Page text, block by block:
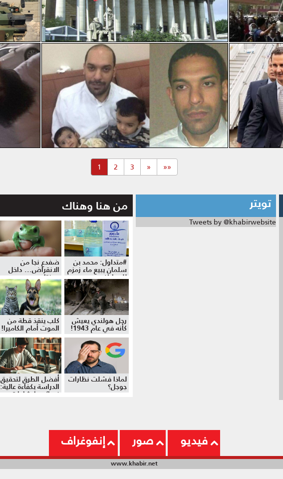
1 2 3 « ««
تويتر
Tweets by @khabirwebsite
من هنا وهناك
#متداول: محمد بن
سلمان يبيع ماء زمزم
للمواطنين
ضفدع نجا من
الانقراض... داخل
موزة!
رجل هولندي يعيش
كأنه في عام 1943!
كلب ينقذ قطة من
الموت أمام الكاميرا!
لماذا فشلت نظارات
جوجل؟
أفضل الطرق لتحقيق
الدراسة بكفاءة عالية:
نصائح وإرشادات
فيديو صور إنفوغراف
www.khabir.net